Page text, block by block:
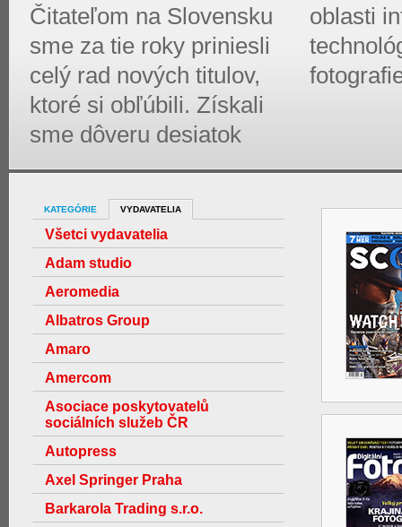
Čitateľom na Slovensku
sme za tie roky priniesli
celý rad nových titulov,
ktoré si obľúbili. Získali
sme dôveru desiatok
oblasti
KATEGÓRIE VYDAVATELIA
Všetci vydavatelia
Adam studio
Aeromedia
Albatros Group
Amaro
Amercom
Asociace poskytovatelů
sociálních služeb ČR
Autopress
Axel Springer Praha
Barkarola Trading s.r.o.